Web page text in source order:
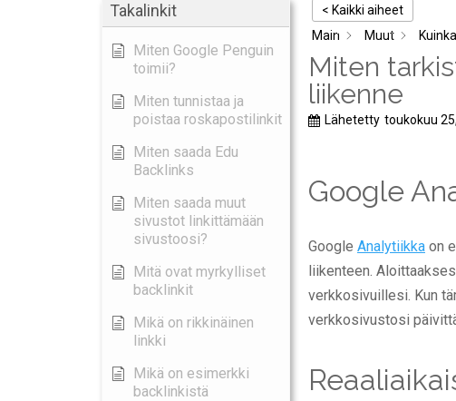
Takalinkit
Miten Google Penguin
toimii?
Miten tunnistaa ja
poistaa roskapostilinkit
Miten saada Edu
Backlinks
Miten saada muut
sivustot linkittämään
sivustoosi?
Mitä ovat myrkylliset
backlinkit
Mikä on rikkinäinen
linkki
Mikä on esimerkki
backlinkistä
< Kaikki aiheet
Main
Muut
Miten
liikenne
Lähetetty toukokuu
Google
Google Analytiikka on
liikenteen.
verkkosivuillesi. Kun
verkkosivustosi